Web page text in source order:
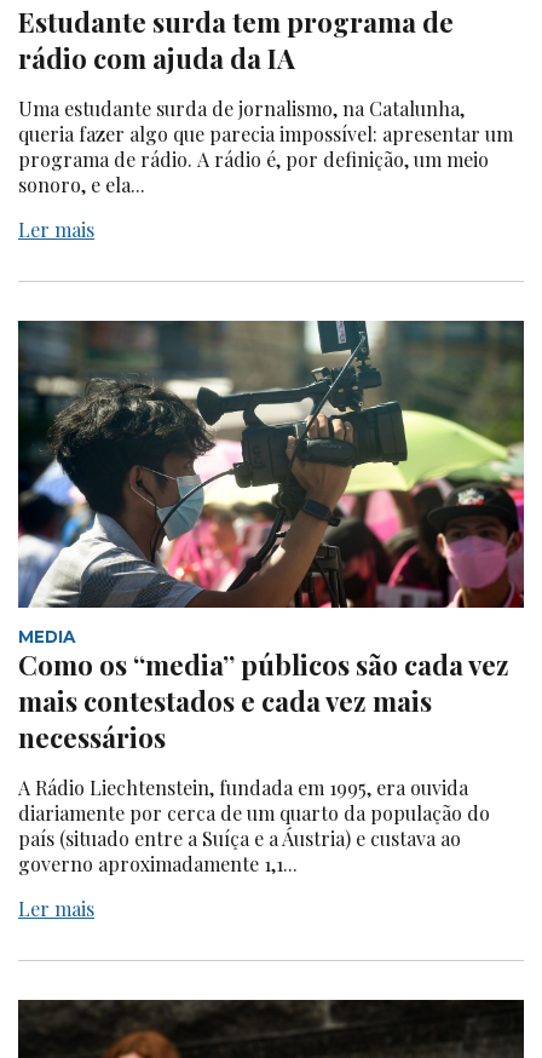
Estudante surda tem programa de
rádio com ajuda da IA
Uma estudante surda de jornalismo, na Catalunha,
queria fazer algo que parecia impossível: apresentar um
programa de rádio. A rádio é, por definição, um meio
sonoro, e ela...
Ler mais
MEDIA
Como os “media” públicos são cada vez
mais contestados e cada vez mais
necessários
A Rádio Liechtenstein, fundada em 1995, era ouvida
diariamente por cerca de um quarto da população do
país (situado entre a Suíça e a Áustria) e custava ao
governo aproximadamente 1,1...
Ler mais